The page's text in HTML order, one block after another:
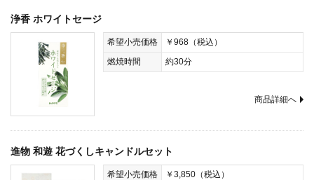
浄香 ホワイトセージ
希望小売価格
￥968（税込）
燃焼時間
約30分
商品詳細へ
進物 和遊 花づくしキャンドルセット
希望小売価格
￥3,850（税込）